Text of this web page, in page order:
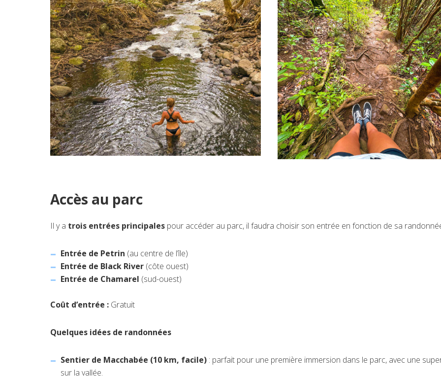
Accès au parc
Il y a trois entrées principales pour accéder au parc, il faudra choisir son entrée en fonction de sa
Entrée de Petrin (au centre de l’île)
Entrée de Black River (côte ouest)
Entrée de Chamarel (sud-ouest)
Coût d’entrée : Gratuit
Quelques idées de randonnées
Sentier de Macchabée (10 km, facile) : parfait pour une première immersion dans le parc, avec une
sur la vallée.